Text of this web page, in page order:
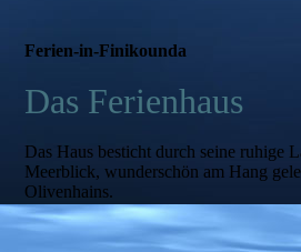
Ferien-in-Finikounda
Das Ferienhaus
Das Haus besticht durch seine ruhige
Meerblick, wunderschön am Hang
Olivenhains.